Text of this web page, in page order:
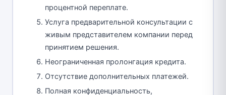
процентной переплате.
Услуга предварительной консультации с
живым представителем компании перед
принятием решения.
Неограниченная пролонгация кредита.
Отсутствие дополнительных платежей.
Полная конфиденциальность,